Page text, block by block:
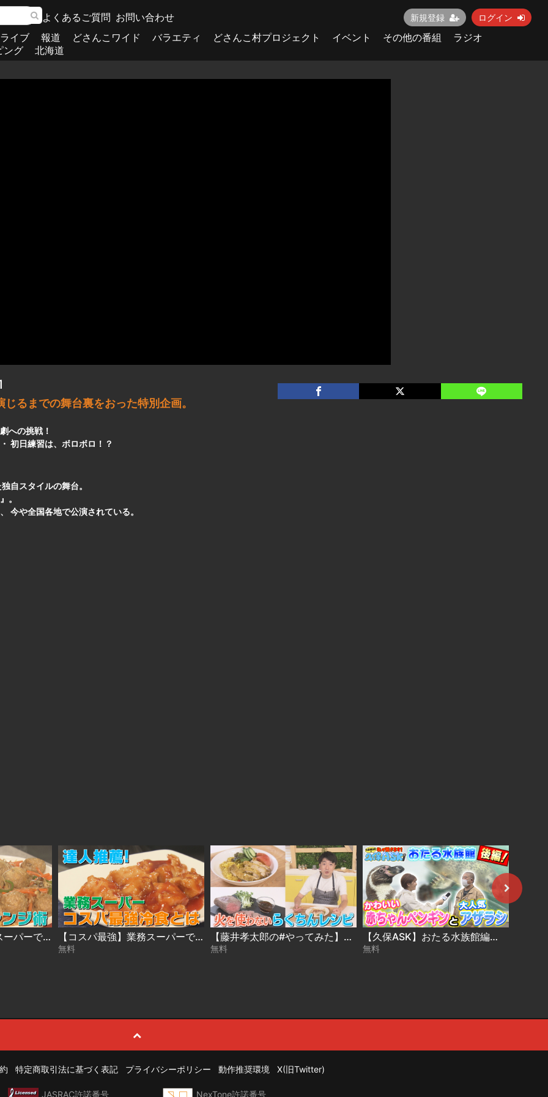
よくあるご質問 お問い合わせ 新規登録 ログイン
イブ 報道 どさんこワイド バラエティ どさんこ村プロジェクト イベント その他の番組
ラジオ
ング
北海道
るまでの舞台裏をおった特別企画。
への挑戦！
初日練習は、ボロボロ！？
自スタイルの舞台。
。
今や全国各地で公演されている。
【達人推薦！】業務スーパーでコスパ◎！冷食アレンジ術（2025年1月16日放送） 【コスパ最強】業務スーパーで見つけた！この冷食がベストバイ（2025年1月15日）
無料
【藤井孝太郎の#やってみた】火を使わないらくちんレシピをやってみた
無料
【久保ASK】おたる水族館編② アザラシのミゾレ＆ペンギンの魅力を聞く！
無料
特定商取引法に基づく表記 プライバシーポリシー 動作推奨環境 X(旧Twitter)
JASRAC許諾番号 NexTone許諾番号